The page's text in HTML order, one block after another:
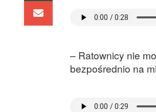
– Ratownicy nie
bezpośrednio na